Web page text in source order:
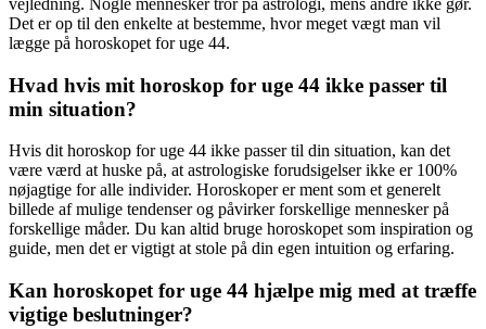
Det er op til den enkelte at bestemme, hvor meget vægt man vil
lægge på horoskopet for uge 44.
Hvad hvis mit horoskop for uge 44 ikke passer til
min situation?
Hvis dit horoskop for uge 44 ikke passer til din situation, kan det
være værd at huske på, at astrologiske forudsigelser ikke er 100%
nøjagtige for alle individer. Horoskoper er ment som et generelt
billede af mulige tendenser og påvirker forskellige mennesker på
forskellige måder. Du kan altid bruge horoskopet som inspiration og
guide, men det er vigtigt at stole på din egen intuition og erfaring.
Kan horoskopet for uge 44 hjælpe mig med at træffe
vigtige beslutninger?